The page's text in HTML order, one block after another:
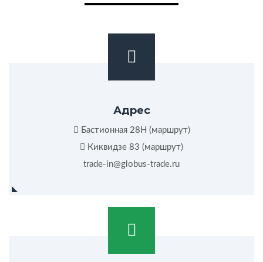
Адрес
Бастионная 28Н (маршрут)
Киквидзе 83 (маршрут)
trade-in@globus-trade.ru